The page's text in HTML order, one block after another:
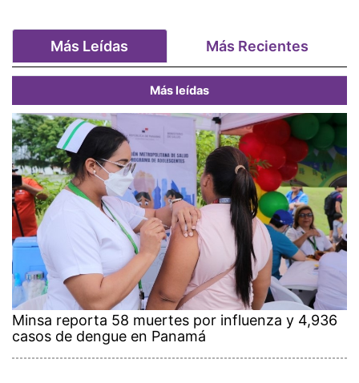
Más Leídas Más Recientes
Más leídas
Minsa reporta 58 muertes por influenza y 4,936
casos de dengue en Panamá